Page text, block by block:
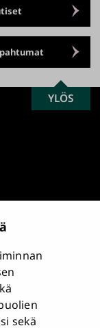
sekä
SCROLL
TO
YLÖS